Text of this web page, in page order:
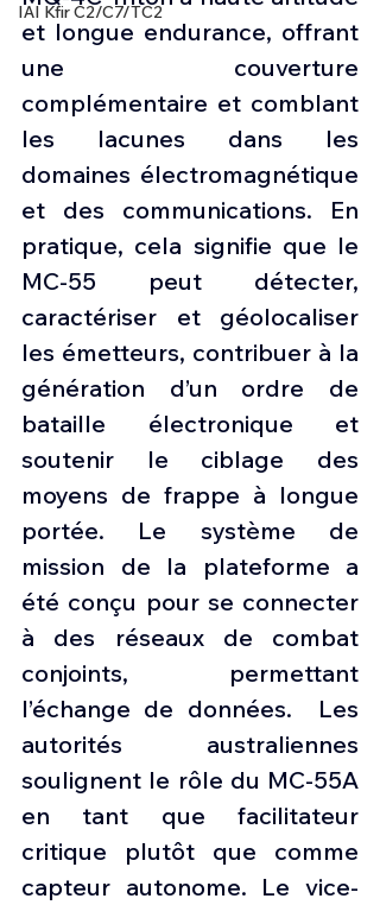
IAI Kfir C2/C7/TC2
et longue endurance, offrant
une couverture
complémentaire et comblant
les lacunes dans les
domaines électromagnétique
et des communications. En
pratique, cela signifie que le
MC-55 peut détecter,
caractériser et géolocaliser
les émetteurs, contribuer à la
génération d’un ordre de
bataille électronique et
soutenir le ciblage des
moyens de frappe à longue
portée. Le système de
mission de la plateforme a
été conçu pour se connecter
à des réseaux de combat
conjoints, permettant
l’échange de données.  Les
autorités australiennes
soulignent le rôle du MC-55A
en tant que facilitateur
critique plutôt que comme
capteur autonome. Le vice-